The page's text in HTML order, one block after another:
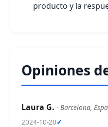
producto y la
Opiniones
Laura G. - Barcelona,
2024-10-20✓